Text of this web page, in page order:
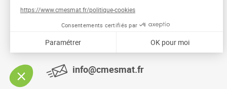
CMESMAT
91026 EVRY COURCOURONNES
info@cmesmat.fr